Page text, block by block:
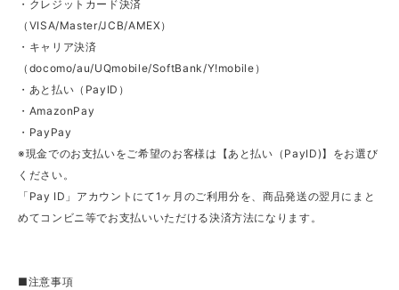
・クレジットカード決済
（VISA/Master/JCB/AMEX）
・キャリア決済
（docomo/au/UQmobile/SoftBank/Y!mobile）
・あと払い（PayID）
・AmazonPay
・PayPay
※現金でのお支払いをご希望のお客様は【あと払い（PayID)】をお選び
ください。
「Pay ID」アカウントにて1ヶ月のご利用分を、商品発送の翌月にまと
めてコンビニ等でお支払いいただける決済方法になります。
■注意事項